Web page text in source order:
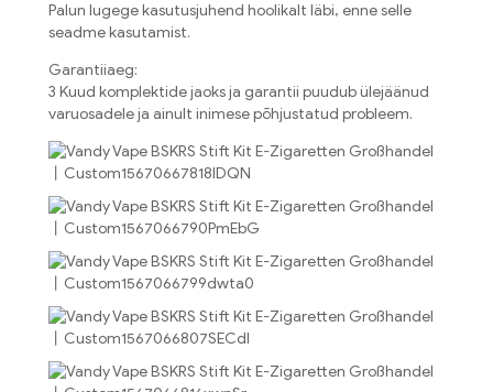
Palun lugege kasutusjuhend hoolikalt läbi, enne selle
seadme kasutamist.
Garantiiaeg:
3 Kuud komplektide jaoks ja garantii puudub ülejäänud
varuosadele ja ainult inimese põhjustatud probleem.